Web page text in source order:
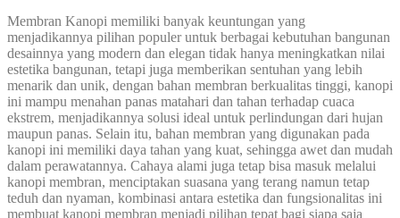
Membran Kanopi memiliki banyak keuntungan yang
menjadikannya pilihan populer untuk berbagai kebutuhan bangunan
desainnya yang modern dan elegan tidak hanya meningkatkan nilai
estetika bangunan, tetapi juga memberikan sentuhan yang lebih
menarik dan unik, dengan bahan membran berkualitas tinggi, kanopi
ini mampu menahan panas matahari dan tahan terhadap cuaca
ekstrem, menjadikannya solusi ideal untuk perlindungan dari hujan
maupun panas. Selain itu, bahan membran yang digunakan pada
kanopi ini memiliki daya tahan yang kuat, sehingga awet dan mudah
dalam perawatannya. Cahaya alami juga tetap bisa masuk melalui
kanopi membran, menciptakan suasana yang terang namun tetap
teduh dan nyaman, kombinasi antara estetika dan fungsionalitas ini
membuat kanopi membran menjadi pilihan tepat bagi siapa saja